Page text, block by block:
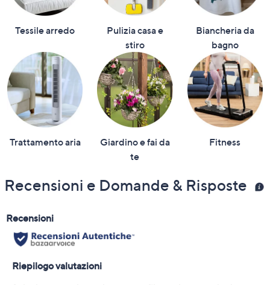
Tessile arredo
Pulizia casa e
stiro
Biancheria da
bagno
Trattamento aria
Giardino e fai da
te
Fitness
Recensioni e Domande & Risposte